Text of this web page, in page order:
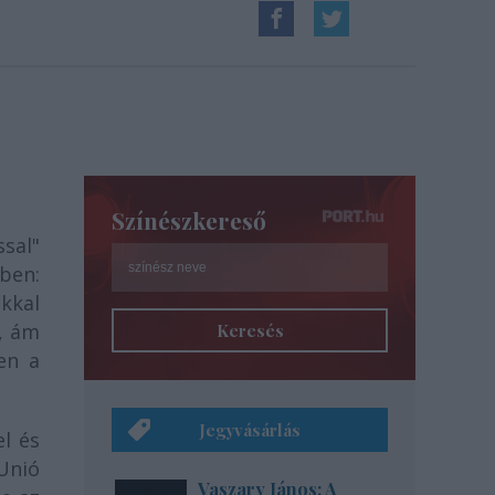
ám
a
és
Színészkereső
Keresés
Jegyvásárlás
Vaszary János: A